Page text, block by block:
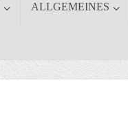
ALLGEMEINES